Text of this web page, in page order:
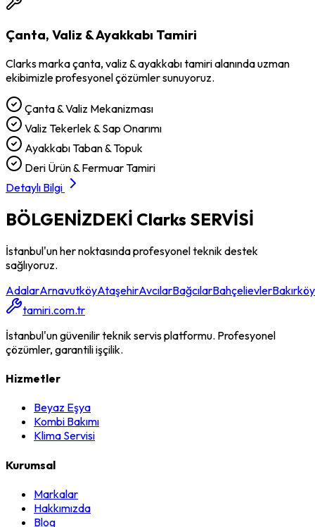
Çanta, Valiz & Ayakkabı Tamiri
Clarksmarkaçanta, valiz & ayakkabı tamirialanında uzman
ekibimizle profesyonel çözümler sunuyoruz.
Çanta & Valiz Mekanizması
Valiz Tekerlek & Sap Onarımı
Ayakkabı Taban & Topuk
Deri Ürün & Fermuar Tamiri
Detaylı Bilgi
BÖLGENİZDEKİ Clarks SERVİSİ
İstanbul'un her noktasında profesyonel teknik destek
sağlıyoruz.
AdalarArnavutköyAtaşehirAvcılarBağcılarBahçelievlerBakırköy
tamiri.com.tr
İstanbul'un güvenilir teknik servis platformu. Profesyonel
çözümler, garantili işçilik.
Hizmetler
Beyaz Eşya
Kombi Bakımı
Klima Servisi
Kurumsal
Markalar
Hakkımızda
Blog